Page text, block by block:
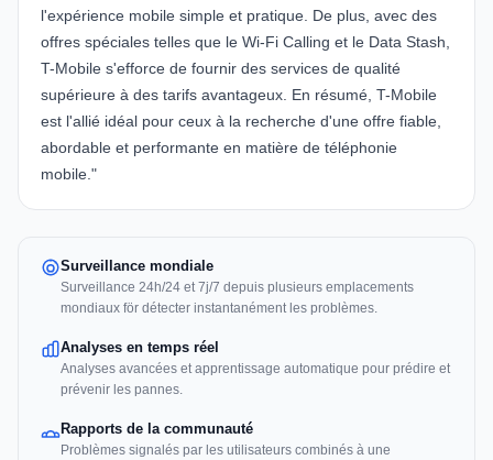
l'expérience mobile simple et pratique. De plus, avec des
offres spéciales telles que le Wi-Fi Calling et le Data Stash,
T-Mobile s'efforce de fournir des services de qualité
supérieure à des tarifs avantageux. En résumé, T-Mobile
est l'allié idéal pour ceux à la recherche d'une offre fiable,
abordable et performante en matière de téléphonie
mobile."
Surveillance mondiale
Surveillance 24h/24 et 7j/7 depuis plusieurs emplacements
mondiaux för détecter instantanément les problèmes.
Analyses en temps réel
Analyses avancées et apprentissage automatique pour prédire et
prévenir les pannes.
Rapports de la communauté
Problèmes signalés par les utilisateurs combinés à une